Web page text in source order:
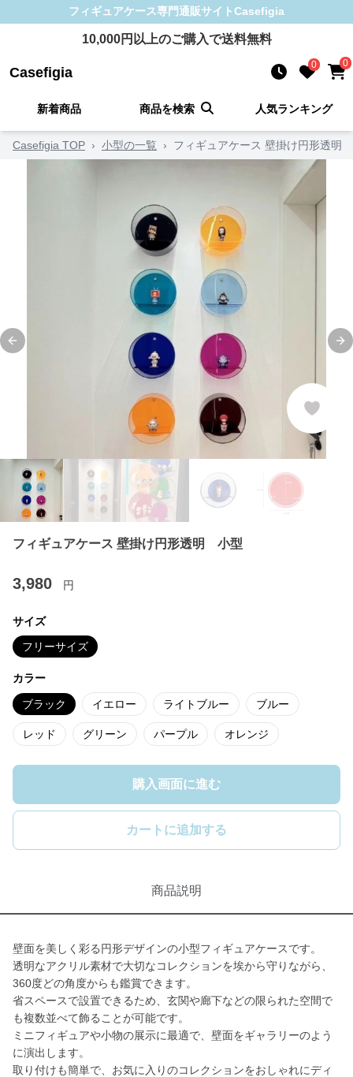
フィギュアケース専門通販サイトCasefigia
10,000円以上のご購入で送料無料
Casefigia 0 0
新着商品 商品を検索 人気ランキング
Casefigia TOP › 小型の一覧 › フィギュアケース 壁掛け円形透明
Previous slide
フィギュアケース 壁掛け円形透明 小型
3,980 円
サイズ
フリーサイズ
カラー
ブラック イエロー ライトブルー ブルー
レッド グリーン パープル オレンジ
購入画面に進む
カートに追加する
商品説明
壁面を美しく彩る円形デザインの小型フィギュアケースです。
透明なアクリル素材で大切なコレクションを埃から守りながら、
360度どの角度からも鑑賞できます。
省スペースで設置できるため、玄関や廊下などの限られた空間で
も複数並べて飾ることが可能です。
ミニフィギュアや小物の展示に最適で、壁面をギャラリーのよう
に演出します。
取り付けも簡単で、お気に入りのコレクションをおしゃれにディ